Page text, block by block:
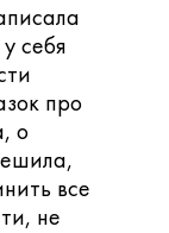
себя
про
о
все
не